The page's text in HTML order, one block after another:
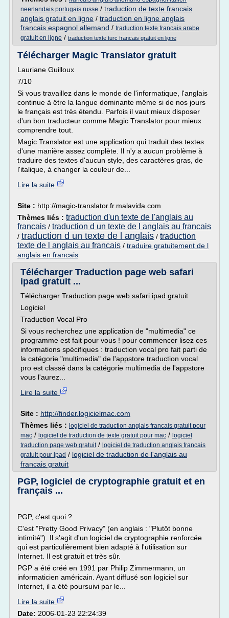
neerlandais portugais russe / traduction de texte francais
anglais gratuit en ligne / traduction en ligne anglais
francais espagnol allemand / traduction texte francais arabe
gratuit en ligne / traduction texte turc francais gratuit en ligne
Télécharger Magic Translator gratuit
Lauriane Guilloux
7/10
Si vous travaillez dans le monde de l'informatique, l'anglais
continue à être la langue dominante même si de nos jours
le français est très étendu. Parfois il vaut mieux disposer
d'un bon traducteur comme Magic Translator pour mieux
comprendre tout.
Magic Translator est une application qui traduit des textes
d'une manière assez complète. Il n'y a aucun problème à
traduire des textes d'aucun style, des caractères gras, de
l'italique, à changer la couleur de...
Lire la suite
Site : http://magic-translator.fr.malavida.com
Thèmes liés : traduction d'un texte de l'anglais au
francais / traduction d un texte de l anglais au francais
/ traduction d un texte de l anglais / traduction
texte de l anglais au francais / traduire gratuitement de l
anglais en francais
Télécharger Traduction page web safari
ipad gratuit ...
Télécharger Traduction page web safari ipad gratuit
Logiciel
Traduction Vocal Pro
Si vous recherchez une application de "multimedia" ce
programme est fait pour vous ! pour commencer lisez ces
informations spécifiques : traduction vocal pro fait parti de
la catégorie "multimedia" de l'appstore traduction vocal
pro est classé dans la catégorie multimedia de l'appstore
vous l'aurez...
Lire la suite
Site : http://finder.logicielmac.com
Thèmes liés : logiciel de traduction anglais francais gratuit pour
mac / logiciel de traduction de texte gratuit pour mac / logiciel
traduction page web gratuit/ logiciel de traduction anglais francais
gratuit pour ipad / logiciel de traduction de l'anglais au
francais gratuit
PGP, logiciel de cryptographie gratuit et en
français ...
PGP, c'est quoi ?
C'est "Pretty Good Privacy" (en anglais : "Plutôt bonne
intimité"). Il s'agit d'un logiciel de cryptographie renforcée
qui est particulièrement bien adapté à l'utilisation sur
Internet. Il est gratuit et très sûr.
PGP a été créé en 1991 par Philip Zimmermann, un
informaticien américain. Ayant diffusé son logiciel sur
Internet, il a été poursuivi par le...
Lire la suite
Date: 2006-01-23 22:24:39